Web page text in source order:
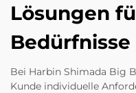
Lösungen
Bedürfnisse
Bei Harbin Shimada Big
Kunde individuelle